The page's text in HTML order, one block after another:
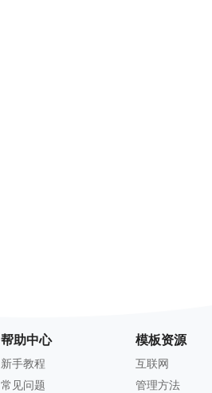
帮助中心
新手教程
常见问题
模板资源
互联网
管理方法